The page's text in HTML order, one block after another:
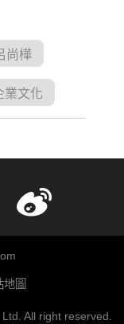
尚樺
業文化
地圖
All right reserved.